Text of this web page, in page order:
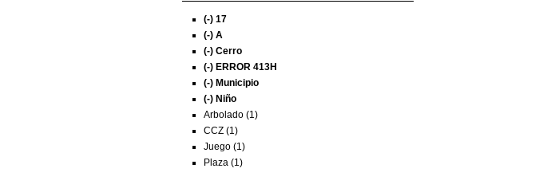
(-) 17
(-) A
(-) Cerro
(-) ERROR 413H
(-) Municipio
(-) Niño
Arbolado (1)
CCZ (1)
Juego (1)
Plaza (1)